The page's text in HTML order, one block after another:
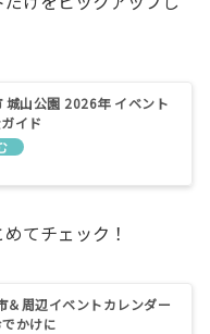
城山公園 2026年 イベント
イド
てチェック！
＆周辺イベントカレンダー
かけに